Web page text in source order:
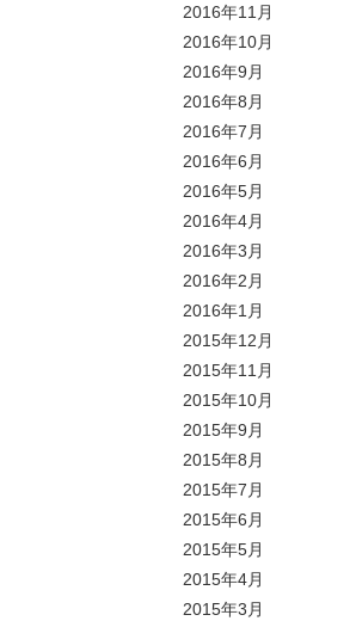
2016年11月
2016年10月
2016年9月
2016年8月
2016年7月
2016年6月
2016年5月
2016年4月
2016年3月
2016年2月
2016年1月
2015年12月
2015年11月
2015年10月
2015年9月
2015年8月
2015年7月
2015年6月
2015年5月
2015年4月
2015年3月